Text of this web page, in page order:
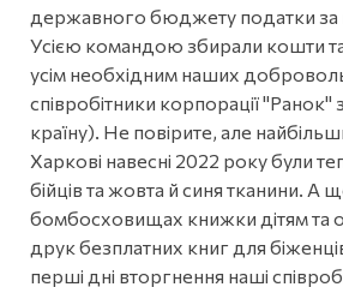
державного бюджету податки за
Усією командою збирали кошти
усім необхідним наших
співробітники корпорації
країну). Не повірите, але
Харкові навесні 2022 року були
бійців та жовта й синя тканини. А
бомбосховищах книжки дітям та
друк безплатних книг для
перші дні вторгнення наші